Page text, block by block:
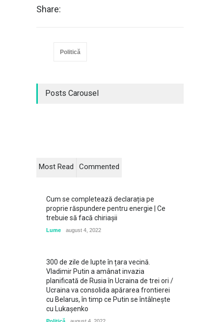
Share:
Politică
Posts Carousel
Most Read Commented
Cum se completează declarația pe
proprie răspundere pentru energie | Ce
trebuie să facă chiriașii
Lume august 4, 2022
300 de zile de lupte în țara vecină.
Vladimir Putin a amânat invazia
planificată de Rusia în Ucraina de trei ori /
Ucraina va consolida apărarea frontierei
cu Belarus, în timp ce Putin se întâlneşte
cu Lukaşenko